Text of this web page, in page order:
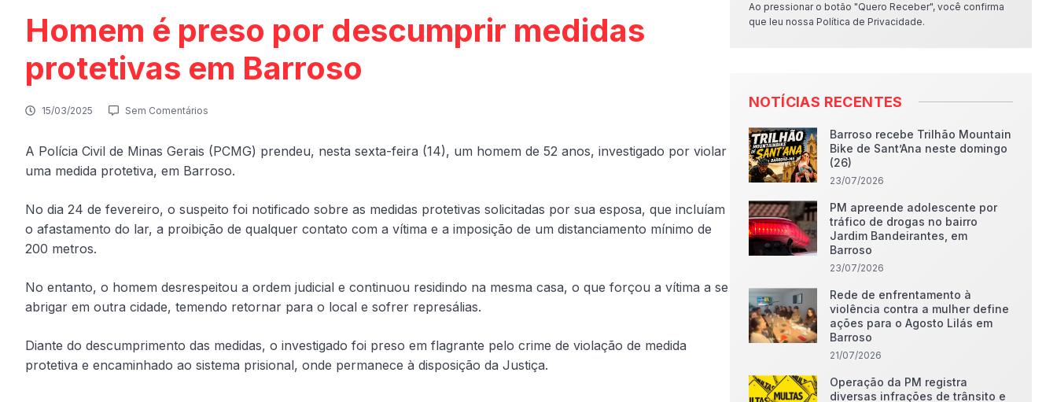
Homem é preso por descumprir medidas
protetivas em Barroso
15/03/2025 Sem Comentários
A Polícia Civil de Minas Gerais (PCMG) prendeu, nesta sexta-feira (14), um homem de 52 anos, investigado por violar
uma medida protetiva, em Barroso.
No dia 24 de fevereiro, o suspeito foi notificado sobre as medidas protetivas solicitadas por sua esposa, que incluíam
o afastamento do lar, a proibição de qualquer contato com a vítima e a imposição de um distanciamento mínimo de
200 metros.
No entanto, o homem desrespeitou a ordem judicial e continuou residindo na mesma casa, o que forçou a vítima a se
abrigar em outra cidade, temendo retornar para o local e sofrer represálias.
Diante do descumprimento das medidas, o investigado foi preso em flagrante pelo crime de violação de medida
protetiva e encaminhado ao sistema prisional, onde permanece à disposição da Justiça.
Ao pressionar o botão "Quero Receber", você confirma
que leu nossa Política de Privacidade.
NOTÍCIAS RECENTES
Barroso recebe Trilhão Mountain
Bike de Sant’Ana neste domingo
(26)
23/07/2026
PM apreende adolescente por
tráfico de drogas no bairro
Jardim Bandeirantes, em
Barroso
23/07/2026
Rede de enfrentamento à
violência contra a mulher define
ações para o Agosto Lilás em
Barroso
21/07/2026
Operação da PM registra
diversas infrações de trânsito e